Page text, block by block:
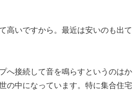
高いですから。最近は安いのも出て
へ接続して音を鳴らすというのはか
の中になっています。特に集合住宅